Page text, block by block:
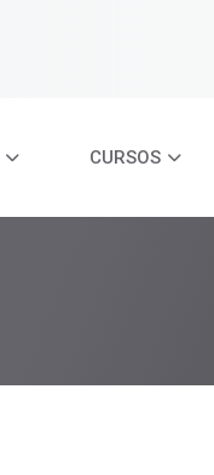
CURSOS